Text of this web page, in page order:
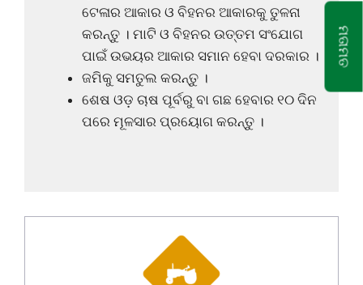
ଟେଳାର ଆକାର ଓ ବିହନର ଆକାରକୁ ତୁଳନା
କରନ୍ତୁ । ମାଟି ଓ ବିହନର ଉତ୍ତମ ସଂଯୋଗ
ପାଇଁ ଉଭୟର ଆକାର ସମାନ ହେବା ଦରକାର ।
ଜମିକୁ ସମତୁଲ କରନ୍ତୁ ।
ଶେଷ ଓଡ଼ ଚାଷ ପୂର୍ବରୁ ବା ଗଛ ହେବାର ୧୦ ଦିନ
ପରେ ମୂଳସାର ପ୍ରୟୋଗ କରନ୍ତୁ ।
ମତାମତ